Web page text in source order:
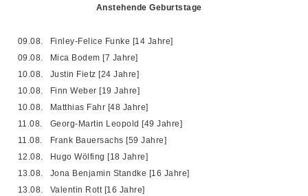
Anstehende Geburtstage
09.08.
Finley-Felice Funke [14 Jahre]
09.08.
Mica Bodem [7 Jahre]
10.08.
Justin Fietz [24 Jahre]
10.08.
Finn Weber [19 Jahre]
10.08.
Matthias Fahr [48 Jahre]
11.08.
Georg-Martin Leopold [49 Jahre]
11.08.
Frank Bauersachs [59 Jahre]
12.08.
Hugo Wölfing [18 Jahre]
13.08.
Jona Benjamin Standke [16 Jahre]
13.08.
Valentin Rott [16 Jahre]